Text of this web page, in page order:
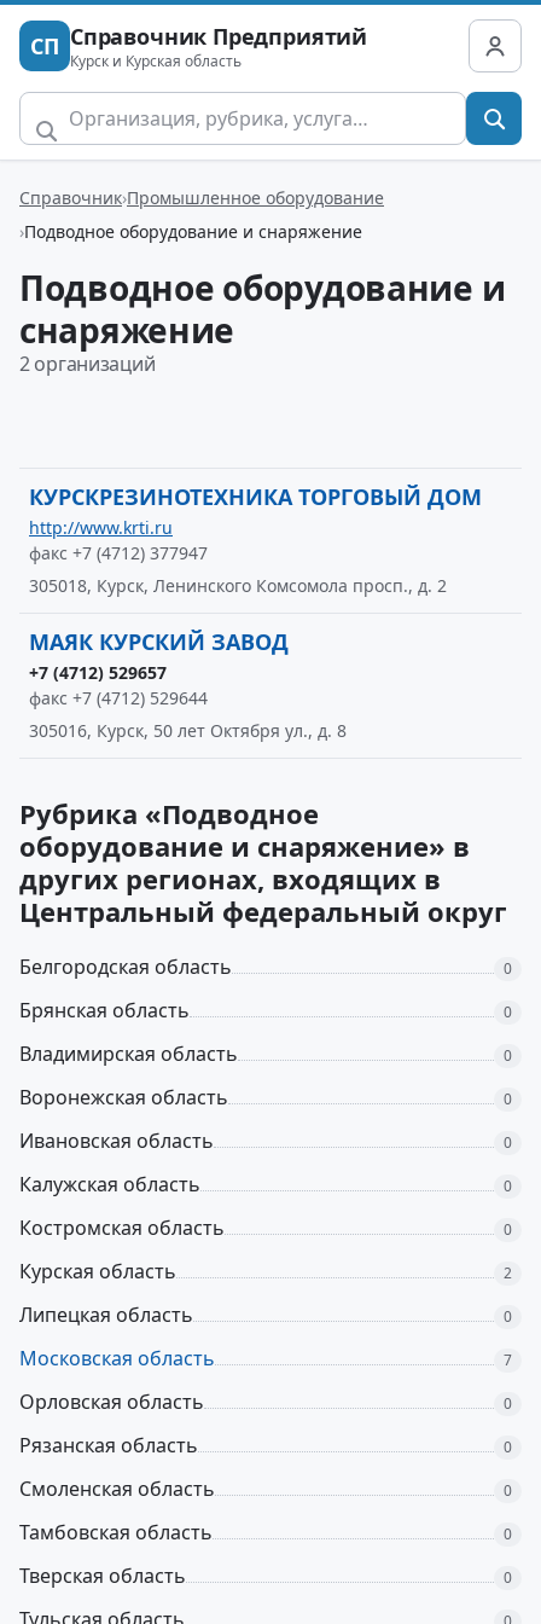
СП Справочник Предприятий
Курск и Курская область
Справочник Промышленное оборудование
Подводное оборудование и снаряжение
Подводное оборудование и
снаряжение
2 организаций
КУРСКРЕЗИНОТЕХНИКА ТОРГОВЫЙ ДОМ
http://www.krti.ru
факс +7 (4712) 377947
305018, Курск, Ленинского Комсомола просп., д. 2
МАЯК КУРСКИЙ ЗАВОД
+7 (4712) 529657
факс +7 (4712) 529644
305016, Курск, 50 лет Октября ул., д. 8
Рубрика «Подводное
оборудование и снаряжение» в
других регионах, входящих в
Центральный федеральный округ
Белгородская область 0
Брянская область 0
Владимирская область 0
Воронежская область 0
Ивановская область 0
Калужская область 0
Костромская область 0
Курская область 2
Липецкая область 0
Московская область 7
Орловская область 0
Рязанская область 0
Смоленская область 0
Тамбовская область 0
Тверская область 0